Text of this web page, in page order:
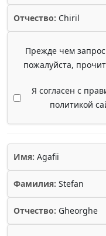
Отчество: Chiril
Прежде чем
пожалуйста,
Я согласен с
политикой
Имя: Agafii
Фамилия: Stefan
Отчество: Gheorghe